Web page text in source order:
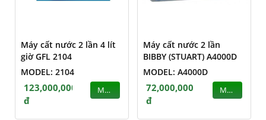
Máy cất nước 2 lần 4 lít
giờ GFL 2104
MODEL: 2104
123,000,000
đ
MUA
Máy cất nước 2 lần
BIBBY (STUART) A4000D
MODEL: A4000D
72,000,000
đ
MUA